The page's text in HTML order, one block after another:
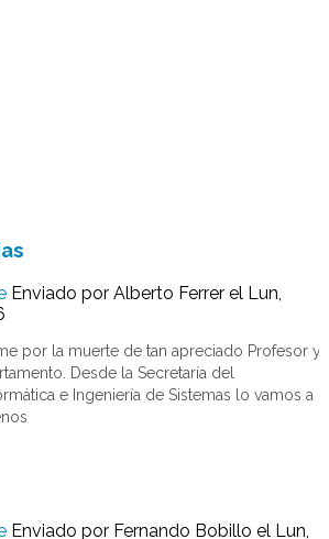
Enviado porAlberto Ferrer el Lun,
por la muerte de tan apreciado Profesor y
Desde la Secretaría del
e Ingeniería de Sistemas lo vamos a
Enviado por Fernando Bobillo el Lun,